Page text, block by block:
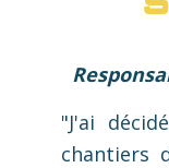
"J'ai
chantiers